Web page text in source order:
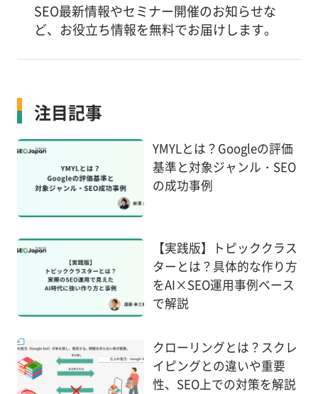
SEO最新情報やセミナー開催のお知らせな
ど、お役立ち情報を無料でお届けします。
注目記事
YMYLとは？Googleの評価
基準と対象ジャンル・SEO
の成功事例
【実践版】トピッククラス
ターとは？具体的な作り方
をAI×SEO運用事例ベース
で解説
クローリングとは？スクレ
イピングとの違いや重要
性、SEO上での対策を解説